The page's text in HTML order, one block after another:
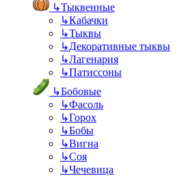
↳Тыквенные
↳Кабачки
↳Тыквы
↳Декоративные тыквы
↳Лагенария
↳Патиссоны
↳Бобовые
↳Фасоль
↳Горох
↳Бобы
↳Вигна
↳Соя
↳Чечевица